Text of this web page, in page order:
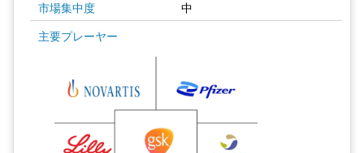
市場集中度 中
主要プレーヤー